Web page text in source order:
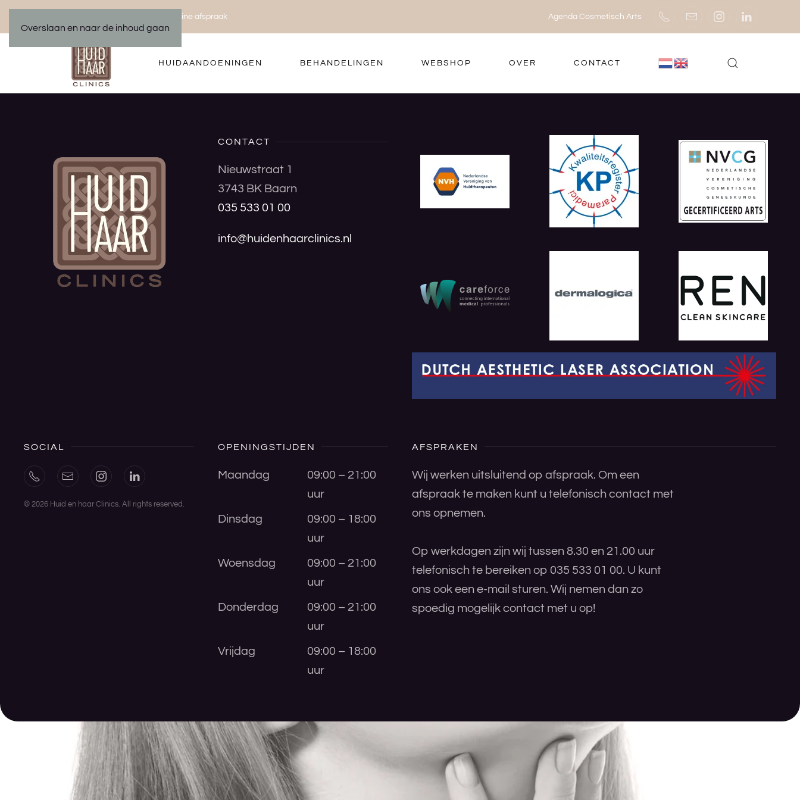
Overslaan en naar de inhoud gaan
Maak een online afspraak Agenda Cosmetisch Arts
HUIDAANDOENINGEN BEHANDELINGEN WEBSHOP OVER CONTACT
CONTACT
Nieuwstraat 1
3743 BK Baarn
035 533 01 00
info@huidenhaarclinics.nl
SOCIAL
© 2026 Huid en haar Clinics. All rights reserved.
OPENINGSTIJDEN
Maandag
09:00 – 21:00
uur
Dinsdag
09:00 – 18:00
uur
Woensdag
09:00 – 21:00
uur
Donderdag
09:00 – 21:00
uur
Vrijdag
09:00 – 18:00
uur
AFSPRAKEN
Wij werken uitsluitend op afspraak. Om een
afspraak te maken kunt u telefonisch contact met
ons opnemen.
Op werkdagen zijn wij tussen 8.30 en 21.00 uur
telefonisch te bereiken op 035 533 01 00. U kunt
ons ook een e-mail sturen. Wij nemen dan zo
spoedig mogelijk contact met u op!